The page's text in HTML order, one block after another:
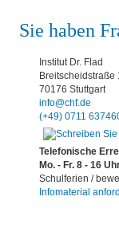
Sie haben
Institut Dr. Flad
Breitscheidstraße
70176 Stuttgart
info@chf.de
(+49) 0711
Telefonische
Mo. - Fr. 8 - 16
Schulferien /
Infomaterial